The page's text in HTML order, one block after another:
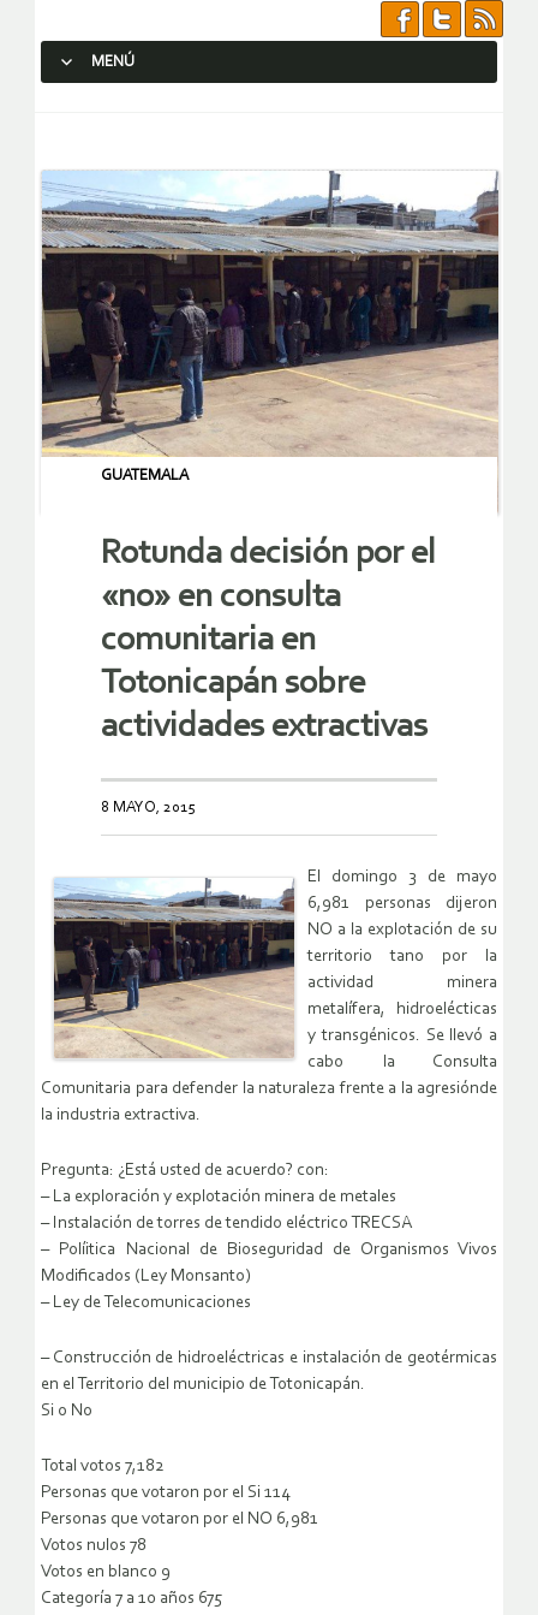
MENÚ
GUATEMALA
Rotunda decisión por el
«no» en consulta
comunitaria en
Totonicapán sobre
actividades extractivas
8 MAYO, 2015
El domingo 3 de mayo
6,981 personas dijeron
NO a la explotación de su
territorio tano por la
actividad minera
metalífera, hidroelécticas
y transgénicos. Se llevó a
cabo la Consulta
Comunitaria para defender la naturaleza frente a la agresiónde
la industria extractiva.
Pregunta: ¿Está usted de acuerdo? con:
– La exploración y explotación minera de metales
– Instalación de torres de tendido eléctrico TRECSA
– Políitica Nacional de Bioseguridad de Organismos Vivos
Modificados (Ley Monsanto)
– Ley de Telecomunicaciones
– Construcción de hidroeléctricas e instalación de geotérmicas
en el Territorio del municipio de Totonicapán.
Si o No
Total votos 7,182
Personas que votaron por el Si 114
Personas que votaron por el NO 6,981
Votos nulos 78
Votos en blanco 9
Categoría 7 a 10 años 675